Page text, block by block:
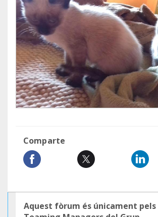
Comparte
Aquest fòrum és únicament pels